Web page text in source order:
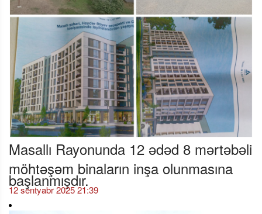
Masallı Rayonunda 12 ədəd 8 mərtəbəli
möhtəşəm binaların inşa olunmasına
başlanmışdır.
12 sentyabr 2025 21:39